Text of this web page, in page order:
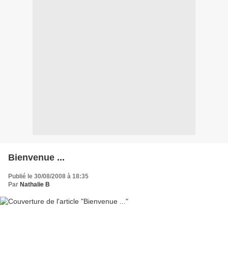
Bienvenue ...
Publié le 30/08/2008 à 18:35
Par Nathalie B